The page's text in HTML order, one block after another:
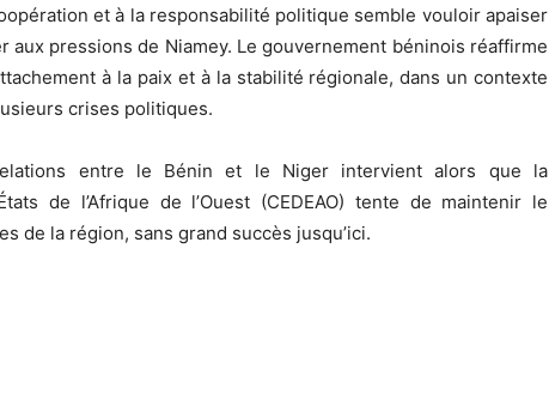
et à la responsabilité politique semble vouloir apaiser
aux pressions de Niamey. Le gouvernement béninois réaffirme
à la paix et à la stabilité régionale, dans un contexte
crises politiques.
entre le Bénin et le Niger intervient alors que la
de l’Afrique de l’Ouest (CEDEAO) tente de maintenir le
de la région, sans grand succès jusqu’ici.